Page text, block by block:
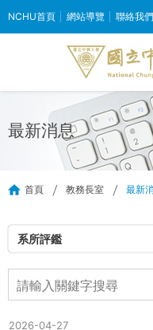
NCHU首頁 網站導覽 聯絡我們
最新消息
首頁 教務長室 最新
系所評鑑
2026-04-27